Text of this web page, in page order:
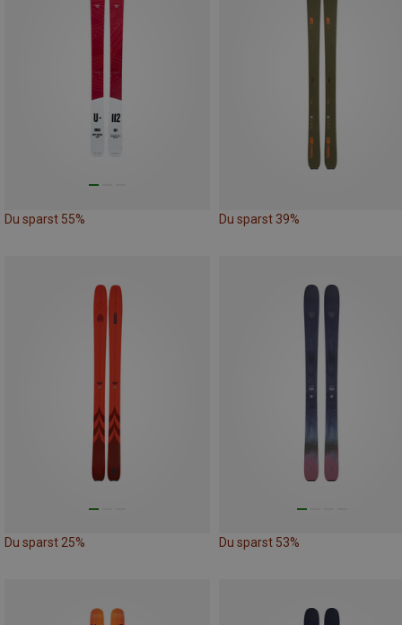
Du sparst 55% Du sparst 39%
Du sparst 25% Du sparst 53%